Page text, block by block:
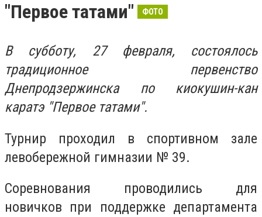
"Первое татами"
ФОТО
В субботу, 27 февраля, состоялось
традиционное первенство
Днепродзержинска по киокушин-кан
каратэ "Первое татами".
Турнир проходил в спортивном зале
левобережной гимназии № 39.
Соревнования проводились для
новичков при поддержке департамента